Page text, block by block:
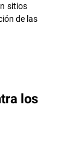
sitios
de las
los